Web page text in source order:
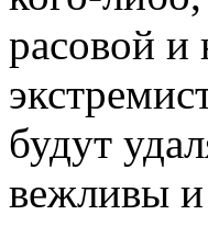
расовой
будут
вежливы и